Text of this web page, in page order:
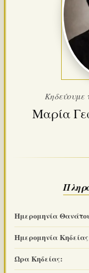
Κηδεύουμε
Μαρία
Ημερομηνία
Ημερομηνία
Ώρα Κηδείας: